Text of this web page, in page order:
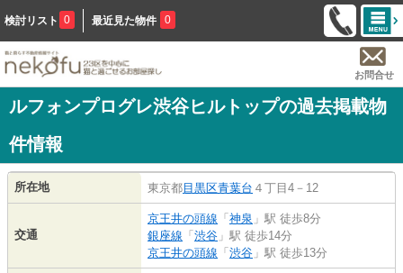
検討リスト 0 最近見た物件 0
お問合せ
ルフォンプログレ渋谷ヒルトップの過去掲載物
件情報
所在地 東京都目黒区青葉台 ４丁目4－12
交通
京王井の頭線 「 神泉 」駅 徒歩8分
銀座線 「 渋谷 」駅 徒歩14分
京王井の頭線 「 渋谷 」駅 徒歩13分